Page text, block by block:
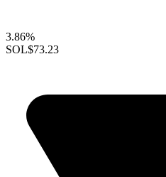
3.86%
SOL$73.23